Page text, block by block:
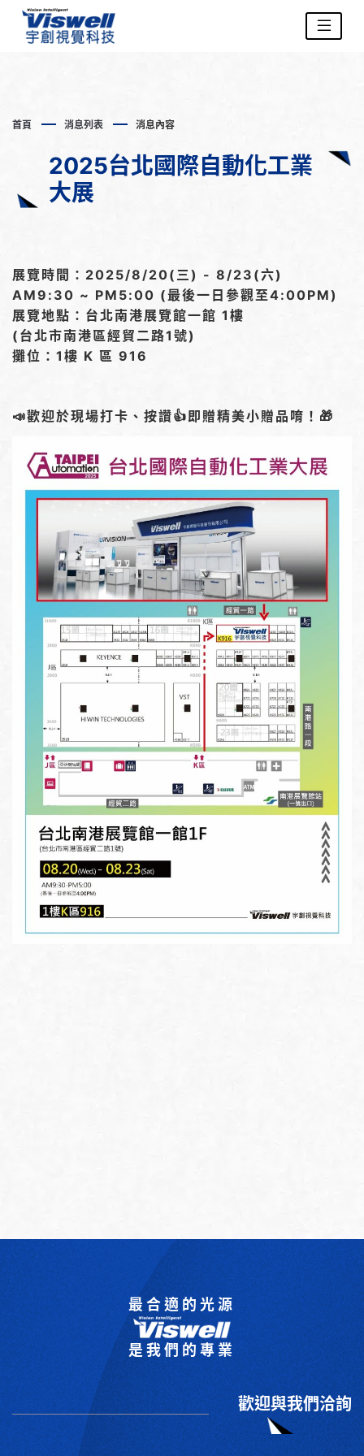
首頁 消息列表 消息內容
2025台北國際自動化工業
大展
展覽時間：2025/8/20(三) - 8/23(六)
AM9:30 ~ PM5:00 (最後一日參觀至4:00PM)
展覽地點：台北南港展覽館一館 1樓
(台北市南港區經貿二路1號)
攤位：1樓 K 區 916
📣歡迎於現場打卡、按讚👍即贈精美小贈品唷！🎁
最合適的光源
是我們的專業
歡迎與我們洽詢